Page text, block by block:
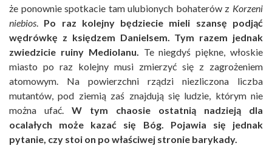
że ponownie spotkacie tam ulubionych bohaterów z Korzeni
niebios
Po raz kolejny będziecie mieli szansę podjąć
wędrówkę z księdzem Danielsem. Tym razem jednak
zwiedzicie ruiny Mediolanu.
Te niegdyś piękne, włoskie
miasto po raz kolejny musi zmierzyć się z zagrożeniem
atomowym. Na powierzchni rządzi niezliczona liczba
mutantów, pod ziemią zaś znajdują się ludzie, którym nie
można ufać. W tym chaosie ostatnią nadzieją dla
ocalałych może kazać się Bóg. Pojawia się jednak
pytanie, czy stoi on po właściwej stronie barykady.